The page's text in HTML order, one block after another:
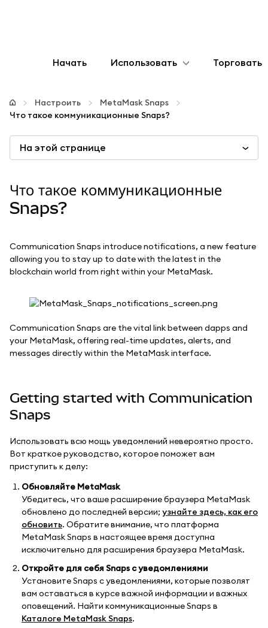
Начать Использовать
Настроить
Больше web3
Оставайтесь в безопасности
Торговать
Настроить
MetaMask Snaps
Что такое коммуникационные Snaps?
На этой странице
Что такое коммуникационные
Snaps?
Communication Snaps introduce notifications, a new feature
allowing you to stay up to date with the latest in the
blockchain world from right within your MetaMask.
Communication Snaps are the vital link between dapps and
your MetaMask, offering real-time updates, alerts, and
messages directly within the MetaMask interface.
Getting started with Communication
Snaps
Использовать всю мощь уведомлений невероятно просто.
Вот краткое руководство, которое поможет вам
приступить к делу:
Обновляйте MetaMask
Убедитесь, что ваше расширение браузера MetaMask
обновлено до последней версии; узнайте здесь, как его
обновить. Обратите внимание, что платформа
MetaMask Snaps в настоящее время доступна
исключительно для расширения браузера MetaMask.
Откройте для себя Snaps с уведомлениями
Установите Snaps с уведомлениями, которые позволят
вам оставаться в курсе важной информации и важных
оповещений. Найти коммуникационные Snaps в
Каталоге MetaMask Snaps.